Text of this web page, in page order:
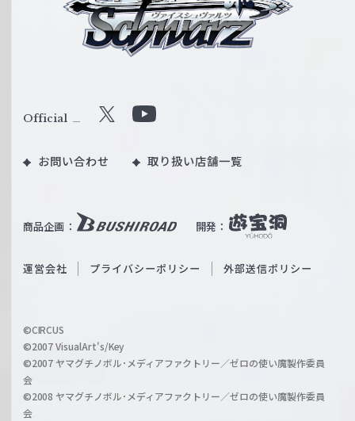
ス
ル
W
ß
c
a
r
z
商品企画： 開発：
Official X
u
b
O
i
l
お問い合わせ 取り扱い店舗一覧
運営会社 プライバシーポリシー 外部送信ポリシー
©CIRCUS
©2007 VisualArt's/Key
©2007 ヤマグチノボル･メディアファクトリー／ゼロの使い魔製作委員
会
©2008 ヤマグチノボル･メディアファクトリー／ゼロの使い魔製作委員
会